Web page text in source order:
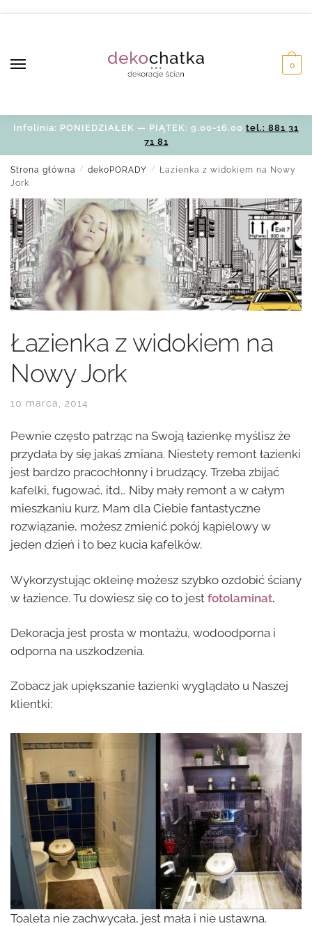
0
Infolinia: PONIEDZIAŁEK — PIĄTEK: 9.00-16.00 tel.: 881 31
71 81
Strona główna / dekoPORADY / Łazienka z widokiem na Nowy
Jork
Łazienka z widokiem na
Nowy Jork
10 marca, 2014
Pewnie często patrząc na Swoją łazienkę myślisz że
przydała by się jakaś zmiana. Niestety remont łazienki
jest bardzo pracochłonny i brudzący. Trzeba zbijać
kafelki, fugować, itd… Niby mały remont a w całym
mieszkaniu kurz. Mam dla Ciebie fantastyczne
rozwiązanie, możesz zmienić pokój kąpielowy w
jeden dzień i to bez kucia kafelków.
Wykorzystując okleinę możesz szybko ozdobić ściany
w łazience. Tu dowiesz się co to jest fotolaminat.
Dekoracja jest prosta w montażu, wodoodporna i
odporna na uszkodzenia.
Zobacz jak upiększanie łazienki wyglądało u Naszej
klientki:
Toaleta nie zachwycała, jest mała i nie ustawna.